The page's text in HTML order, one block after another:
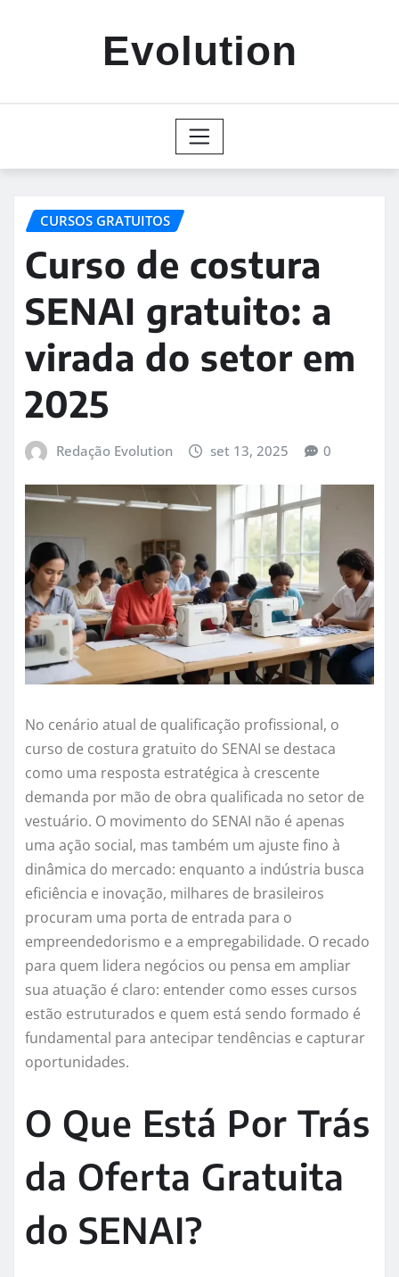
Evolution
CURSOS GRATUITOS
Curso de costura
SENAI gratuito: a
virada do setor em
2025
Redação Evolution set 13, 2025 0
No cenário atual de qualificação profissional, o
curso de costura gratuito do SENAI se destaca
como uma resposta estratégica à crescente
demanda por mão de obra qualificada no setor de
vestuário. O movimento do SENAI não é apenas
uma ação social, mas também um ajuste fino à
dinâmica do mercado: enquanto a indústria busca
eficiência e inovação, milhares de brasileiros
procuram uma porta de entrada para o
empreendedorismo e a empregabilidade. O recado
para quem lidera negócios ou pensa em ampliar
sua atuação é claro: entender como esses cursos
estão estruturados e quem está sendo formado é
fundamental para antecipar tendências e capturar
oportunidades.
O Que Está Por Trás
da Oferta Gratuita
do SENAI?